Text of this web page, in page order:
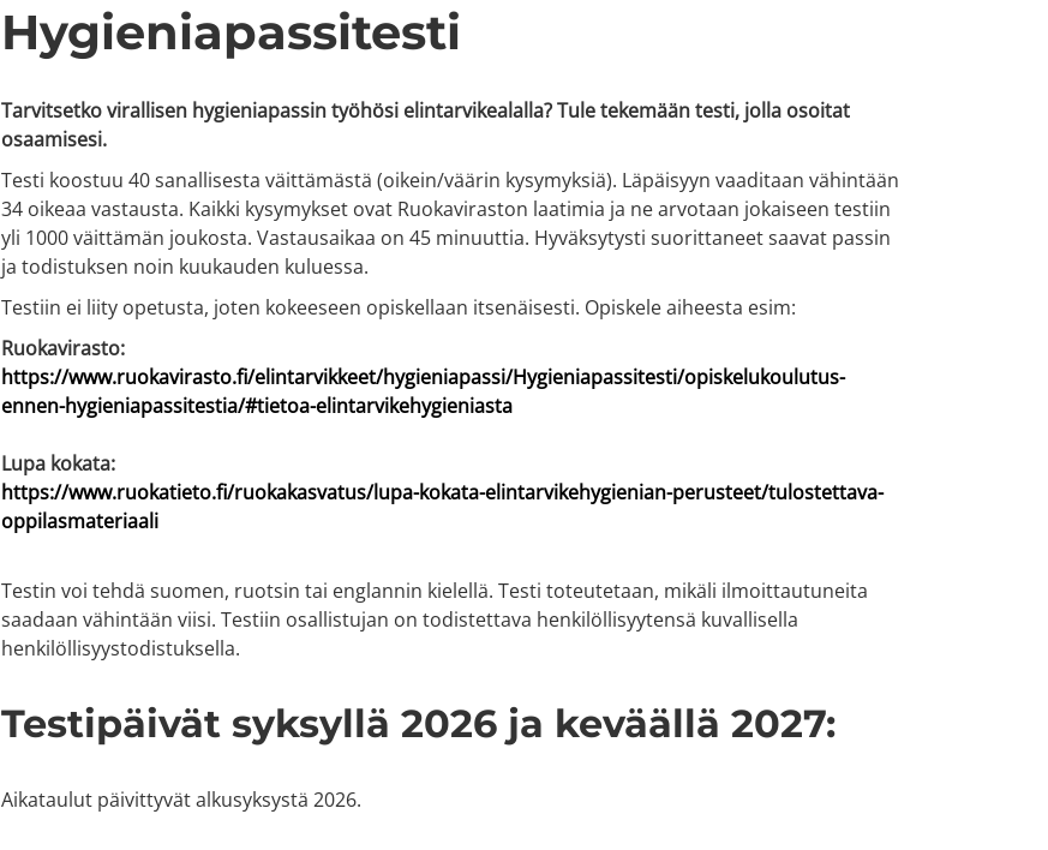
Hygieniapassitesti
Tarvitsetko virallisen hygieniapassin työhösi elintarvikealalla? Tule tekemään testi, jolla osoitat
osaamisesi.
Testi koostuu 40 sanallisesta väittämästä (oikein/väärin kysymyksiä). Läpäisyyn vaaditaan vähintään
34 oikeaa vastausta. Kaikki kysymykset ovat Ruokaviraston laatimia ja ne arvotaan jokaiseen testiin
yli 1000 väittämän joukosta. Vastausaikaa on 45 minuuttia. Hyväksytysti suorittaneet saavat passin
ja todistuksen noin kuukauden kuluessa.
Testiin ei liity opetusta, joten kokeeseen opiskellaan itsenäisesti. Opiskele aiheesta esim:
Ruokavirasto:
https://www.ruokavirasto.fi/elintarvikkeet/hygieniapassi/Hygieniapassitesti/opiskelukoulutus-
ennen-hygieniapassitestia/#tietoa-elintarvikehygieniasta
Lupa kokata:
https://www.ruokatieto.fi/ruokakasvatus/lupa-kokata-elintarvikehygienian-perusteet/tulostettava-
oppilasmateriaali
Testin voi tehdä suomen, ruotsin tai englannin kielellä. Testi toteutetaan, mikäli ilmoittautuneita
saadaan vähintään viisi. Testiin osallistujan on todistettava henkilöllisyytensä kuvallisella
henkilöllisyystodistuksella.
Testipäivät syksyllä 2026 ja keväällä 2027:
Aikataulut päivittyvät alkusyksystä 2026.